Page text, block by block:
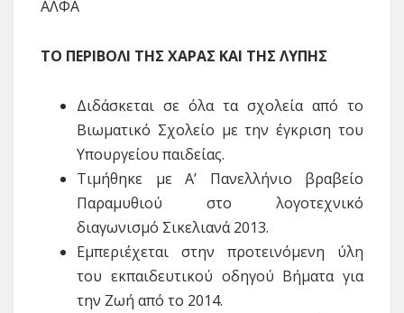
ΑΛΦΑ
ΤΟ ΠΕΡΙΒΟΛΙ ΤΗΣ ΧΑΡΑΣ ΚΑΙ ΤΗΣ ΛΥΠΗΣ
Διδάσκεται σε όλα τα σχολεία από το
Βιωματικό Σχολείο με την έγκριση του
Υπουργείου παιδείας.
Τιμήθηκε με Α’ Πανελλήνιο βραβείο
Παραμυθιού στο λογοτεχνικό
διαγωνισμό Σικελιανά 2013.
Εμπεριέχεται στην προτεινόμενη ύλη
του εκπαιδευτικού οδηγού Βήματα για
την Ζωή από το 2014.